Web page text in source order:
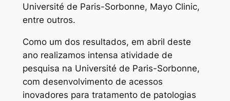
Université de Paris-Sorbonne, Mayo Clinic,
entre outros.
Como um dos resultados, em abril deste
ano realizamos intensa atividade de
pesquisa na Université de Paris-Sorbonne,
com desenvolvimento de acessos
inovadores para tratamento de patologias